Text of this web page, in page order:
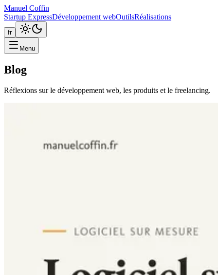
Manuel Coffin
Startup ExpressDéveloppement webOutilsRéalisations
fr
Menu
Blog
Réflexions sur le développement web, les produits et le freelancing.